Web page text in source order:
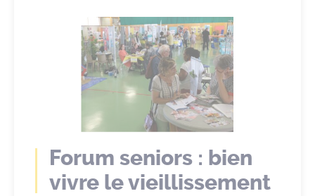
Forum seniors : bien
vivre le vieillissement